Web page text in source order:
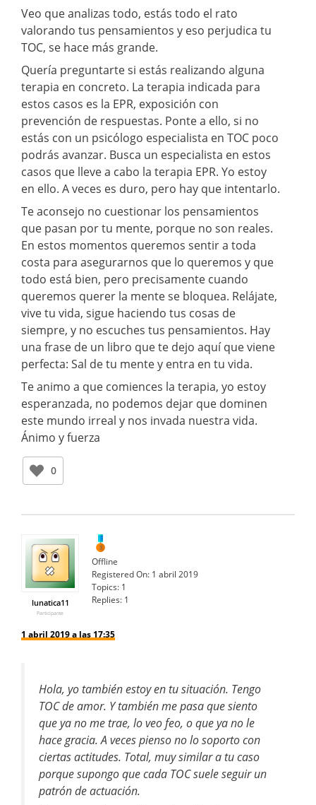
Veo que analizas todo, estás todo el rato
valorando tus pensamientos y eso perjudica tu
TOC, se hace más grande.
Quería preguntarte si estás realizando alguna
terapia en concreto. La terapia indicada para
estos casos es la EPR, exposición con
prevención de respuestas. Ponte a ello, si no
estás con un psicólogo especialista en TOC poco
podrás avanzar. Busca un especialista en estos
casos que lleve a cabo la terapia EPR. Yo estoy
en ello. A veces es duro, pero hay que intentarlo.
Te aconsejo no cuestionar los pensamientos
que pasan por tu mente, porque no son reales.
En estos momentos queremos sentir a toda
costa para asegurarnos que lo queremos y que
todo está bien, pero precisamente cuando
queremos querer la mente se bloquea. Relájate,
vive tu vida, sigue haciendo tus cosas de
siempre, y no escuches tus pensamientos. Hay
una frase de un libro que te dejo aquí que viene
perfecta: Sal de tu mente y entra en tu vida.
Te animo a que comiences la terapia, yo estoy
esperanzada, no podemos dejar que dominen
este mundo irreal y nos invada nuestra vida.
Ánimo y fuerza
0
lunatica11
Participante
Offline
Registered On: 1 abril 2019
Topics: 1
Replies: 1
1 abril 2019 a las 17:35
Hola, yo también estoy en tu situación. Tengo
TOC de amor. Y también me pasa que siento
que ya no me trae, lo veo feo, o que ya no le
hace gracia. A veces pienso no lo soporto con
ciertas actitudes. Total, muy similar a tu caso
porque supongo que cada TOC suele seguir un
patrón de actuación.